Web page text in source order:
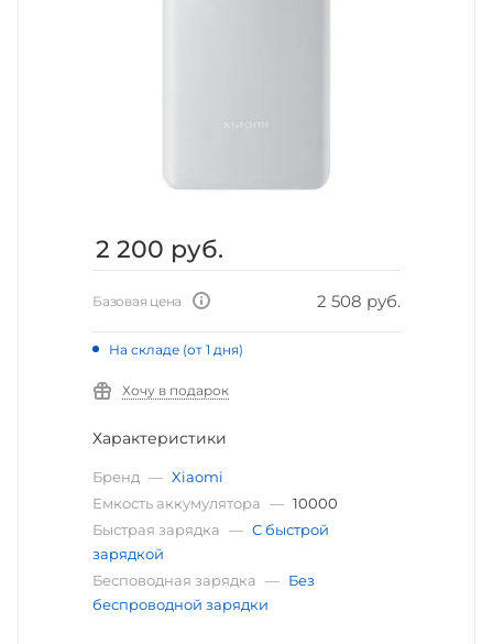
2 200 руб.
Базовая цена 2 508 руб.
На складе (от 1 дня)
Хочу в подарок
Характеристики
Бренд — Xiaomi
Емкость аккумулятора — 10000
Быстрая зарядка — С быстрой
зарядкой
Бесповодная зарядка — Без
беспроводной зарядки